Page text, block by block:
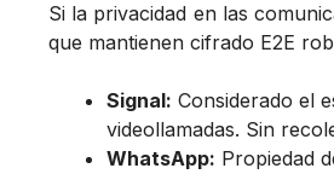
Si la privacidad en las
que mantienen cifrado E2E
Signal: Considerado el
videollamadas. Sin
WhatsApp: Propiedad